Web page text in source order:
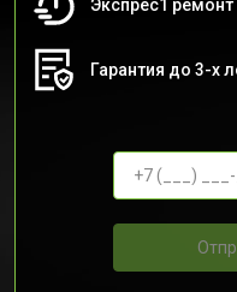
Экспрес1
Гарантия до 3-х